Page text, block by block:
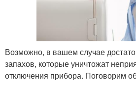
Возможно, в вашем случае
запахов, которые уничтожат
отключения прибора. Поговорим